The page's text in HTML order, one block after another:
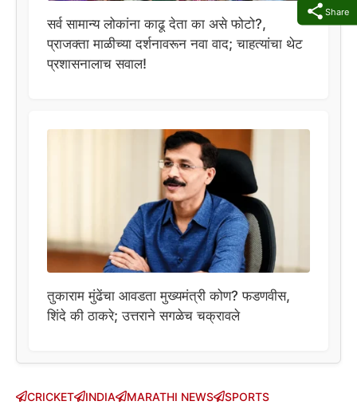
Share
सर्व सामान्य लोकांना काढू देता का असे फोटो?,
प्राजक्ता माळीच्या दर्शनावरून नवा वाद; चाहत्यांचा थेट
प्रशासनालाच सवाल!
तुकाराम मुंढेंचा आवडता मुख्यमंत्री कोण? फडणवीस,
शिंदे की ठाकरे; उत्तराने सगळेच चक्रावले
CRICKET INDIA MARATHI NEWS SPORTS